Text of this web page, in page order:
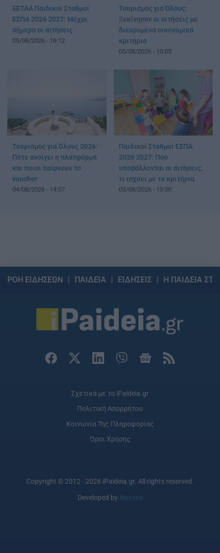
ΕΕΤΑΑ Παιδικοί Σταθμοί
ΕΣΠΑ 2026 2027: Μέχρι
σήμερα οι αιτήσεις
05/08/2026 - 16:12
Τουρισμός για Όλους:
Ξεκίνησαν οι αιτήσεις με
διευρυμένα οικονομικά
κριτήρια
05/08/2026 - 10:05
Τουρισμός για Όλους 2026:
Πότε ανοίγει η πλατφόρμα
και ποιοι παίρνουν το
voucher
04/08/2026 - 14:07
Παιδικοί Σταθμοί ΕΣΠΑ
2026 2027: Πού
υποβάλλονται οι αιτήσεις,
τι ισχύει με τα κριτήρια
03/08/2026 - 13:00
ΡΟΗ ΕΙΔΗΣΕΩΝ ΠΑΙΔΕΙΑ ΕΙΔΗΣΕΙΣ Η ΠΑΙΔΕΙΑ
Σχετικά με το iPaideia.gr
Πολιτική Απορρήτου
Κοινωνία Της Πληροφορίας
Όροι Χρήσης
Copyright © 2012 - 2026 iPaideia.gr. All rights reserved.
Developed by